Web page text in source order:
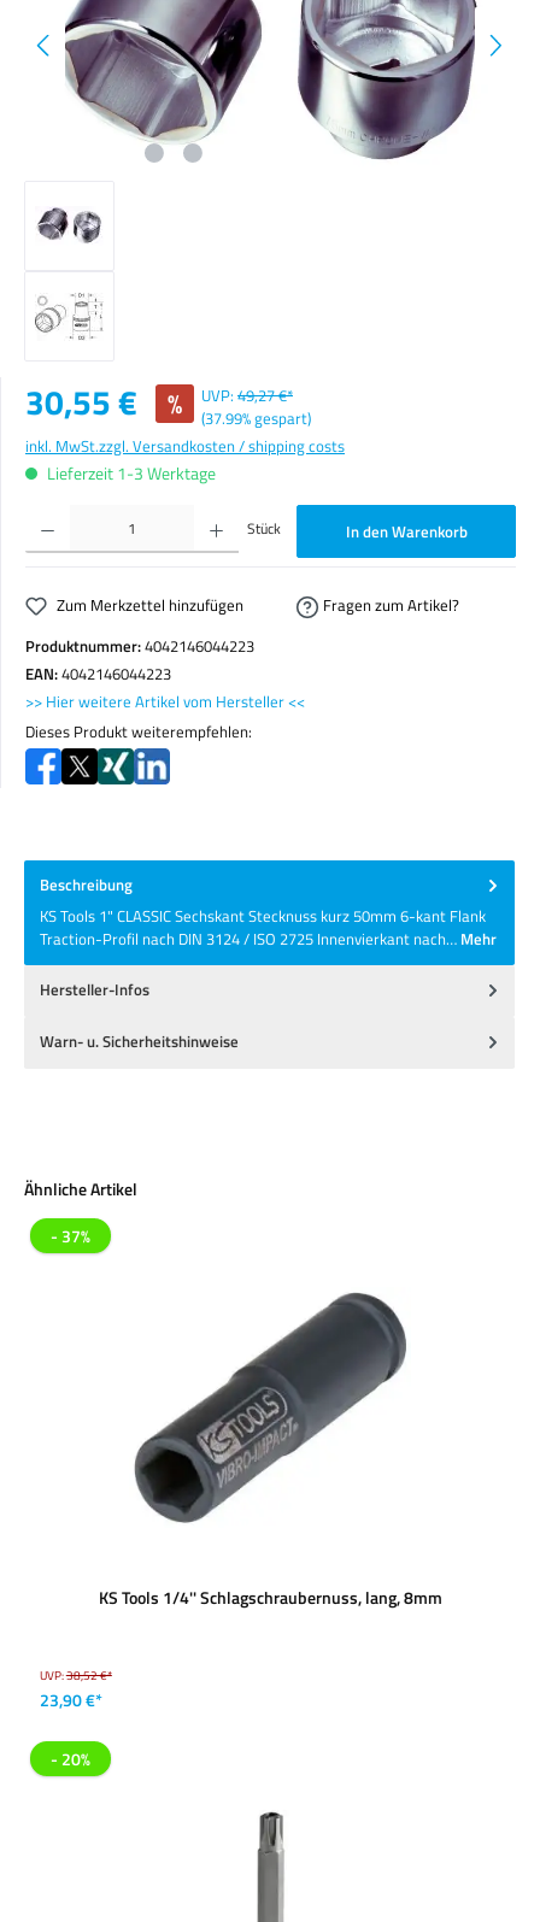
Verkaufspreis:
30,55 € % UVP: 49,27 €*
(37.99% gespart)
inkl. MwSt.zzgl. Versandkosten / shipping costs
Lieferzeit 1-3 Werktage
Produkt Anzahl: Gib den gewünschten Wert ein oder benutze die Schaltflächen um die Anzahl zu
Stück In den Warenkorb
Zum Merkzettel hinzufügen
Fragen zum Artikel?
Produktnummer:4042146044223
EAN:4042146044223
>> Hier weitere Artikel vom Hersteller <<
Dieses Produkt weiterempfehlen:
Beschreibung
KS Tools 1" CLASSIC Sechskant Stecknuss kurz 50mm 6-kant Flank
Traction-Profil nach DIN 3124 / ISO 2725 Innenvierkant nach… Mehr
Hersteller-Infos
Warn- u. Sicherheitshinweise
Produktgalerie überspringen
Ähnliche Artikel
- 37%
KS Tools 1/4'' Schlagschraubernuss, lang, 8mm
UVP:38,52 €*
23,90 €*
- 20%